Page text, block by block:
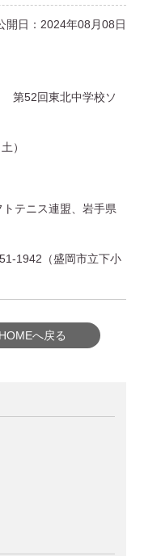
開日：2024年08月08日
第52回東北中学校ソ
）
テニス連盟、岩手県
1942（盛岡市立下小
HOMEへ戻る